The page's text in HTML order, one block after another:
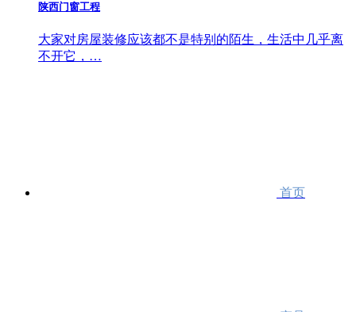
陕西门窗工程
大家对房屋装修应该都不是特别的陌生，生活中几乎离
不开它，…
首页